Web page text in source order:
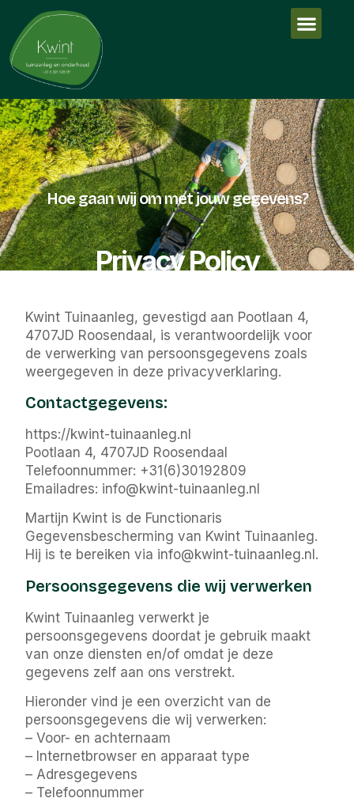
Hoe gaan wij om met jouw gegevens?
Privacy Policy
Kwint Tuinaanleg, gevestigd aan Pootlaan 4,
4707JD Roosendaal, is verantwoordelijk voor
de verwerking van persoonsgegevens zoals
weergegeven in deze privacyverklaring.
Contactgegevens:
https://kwint-tuinaanleg.nl
Pootlaan 4, 4707JD Roosendaal
Telefoonnummer: +31(6)30192809
Emailadres: info@kwint-tuinaanleg.nl
Martijn Kwint is de Functionaris
Gegevensbescherming van Kwint Tuinaanleg.
Hij is te bereiken via info@kwint-tuinaanleg.nl.
Persoonsgegevens die wij verwerken
Kwint Tuinaanleg verwerkt je
persoonsgegevens doordat je gebruik maakt
van onze diensten en/of omdat je deze
gegevens zelf aan ons verstrekt.
Hieronder vind je een overzicht van de
persoonsgegevens die wij verwerken:
– Voor- en achternaam
– Internetbrowser en apparaat type
– Adresgegevens
– Telefoonnummer